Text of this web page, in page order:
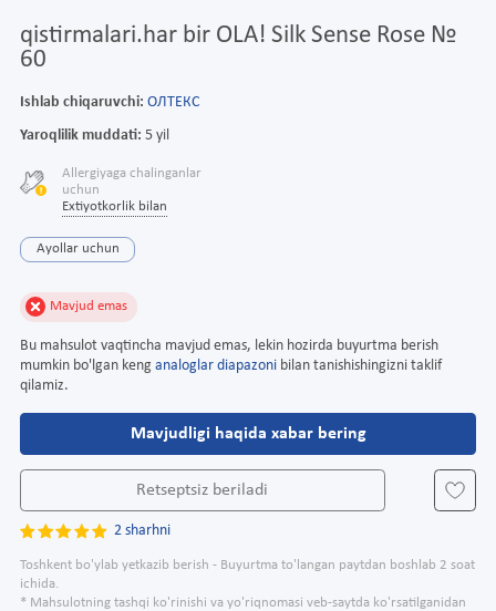
qistirmalari.har bir OLA! Silk Sense Rose №
60
Ishlab chiqaruvchi: ОЛТЕКС
Yaroqlilik muddati: 5 yil
Allergiyaga chalinganlar
uchun
Extiyotkorlik bilan
Ayollar uchun
Mavjud emas
Bu mahsulot vaqtincha mavjud emas, lekin hozirda buyurtma berish
mumkin bo'lgan keng analoglar diapazoni bilan tanishishingizni taklif
qilamiz.
Mavjudligi haqida xabar bering
Retseptsiz beriladi
2 sharhni
Toshkent bo'ylab yetkazib berish - Buyurtma to'langan paytdan boshlab 2 soat
ichida.
* Mahsulotning tashqi ko'rinishi va yo'riqnomasi veb-saytda ko'rsatilganidan